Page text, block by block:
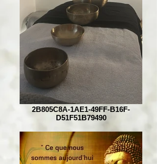
2B805C8A-1AE1-49FF-B16F-
D51F51B79490